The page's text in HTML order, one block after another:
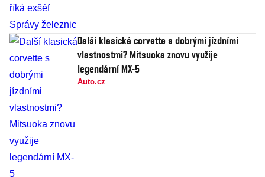
Další klasická corvette s dobrými jízdními
vlastnostmi? Mitsuoka znovu využije
legendární MX-5
Auto.cz